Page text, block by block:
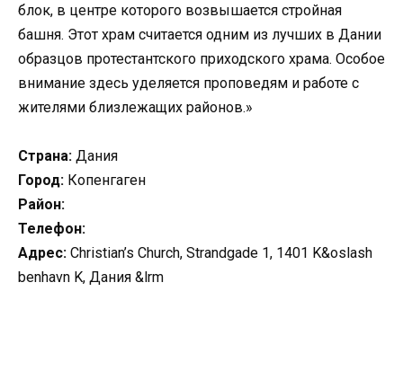
блок, в центре которого возвышается стройная
башня. Этот храм считается одним из лучших в Дании
образцов протестантского приходского храма. Особое
внимание здесь уделяется проповедям и работе с
жителями близлежащих районов.»
Страна: Дания
Город: Копенгаген
Район:
Телефон:
Адрес: Christian’s Church, Strandgade 1, 1401 K&oslash
benhavn K, Дания &lrm